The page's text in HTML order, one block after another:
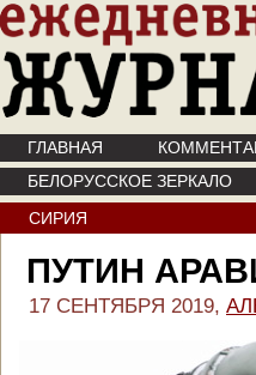
ГЛАВНАЯ
БЕЛОРУССКОЕ ЗЕРКАЛО
СИРИЯ
ПУТИН
17 СЕНТЯБРЯ 2019,